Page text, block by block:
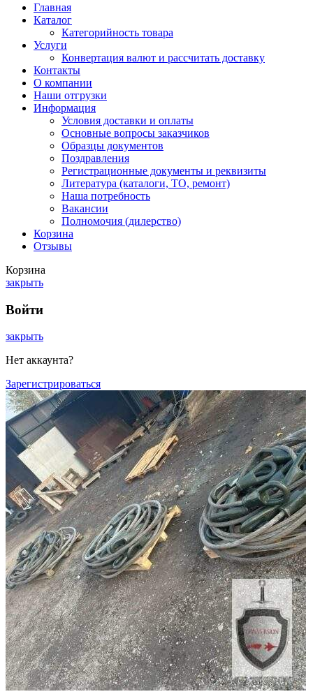
Главная
Каталог
Категорийность товара
Услуги
Конвертация валют и рассчитать доставку
Контакты
О компании
Наши отгрузки
Информация
Условия доставки и оплаты
Основные вопросы заказчиков
Образцы документов
Поздравления
Регистрационные документы и реквизиты
Литература (каталоги, ТО, ремонт)
Наша потребность
Вакансии
Полномочия (дилерство)
Корзина
Отзывы
Корзина
закрыть
Войти
закрыть
Нет аккаунта?
Зарегистрироваться